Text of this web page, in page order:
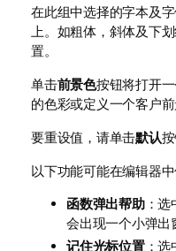
在此组中选择的字本及
上。如粗体，斜体及下
置。
单击前景色按钮将打开
的色彩或定义一个客户前
要重设值，请单击默认按
以下功能可能在编辑器中
函数弹出帮助：选
会出现一个小弹出
记住光标位置：选